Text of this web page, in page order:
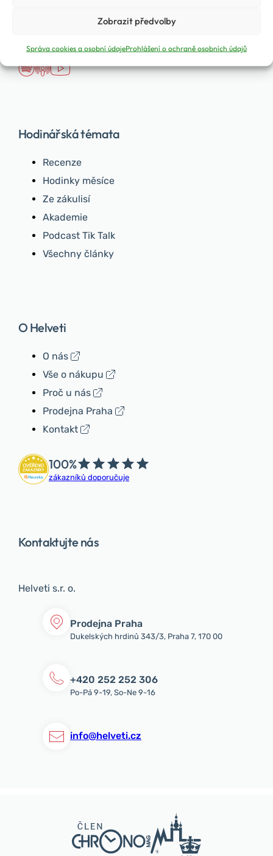
Zobrazit předvolby
Správa cookies a osobní údajeProhlášení o ochraně osobních údajů
Podcast Tik Talk
Hodinářská témata
Recenze
Hodinky měsíce
Ze zákulisí
Akademie
Podcast Tik Talk
Všechny články
O Helveti
O nás
Vše o nákupu
Proč u nás
Prodejna Praha
Kontakt
100%
zákazníků doporučuje
Kontaktujte nás
Helveti s.r. o.
Prodejna Praha
Dukelských hrdinů 343/3, Praha 7, 170 00
+420 252 252 306
Po-Pá 9-19, So-Ne 9-16
info@helveti.cz